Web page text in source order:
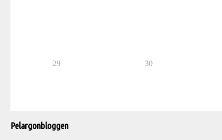
29 30
Pelargonbloggen